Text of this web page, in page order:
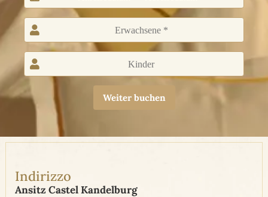
Weiter buchen
Indirizzo
Ansitz Castel Kandelburg